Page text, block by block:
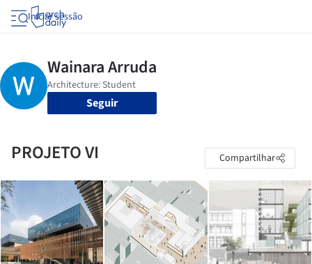
Iniciar sessão
Seguir
PROJETO VI Compartilhar